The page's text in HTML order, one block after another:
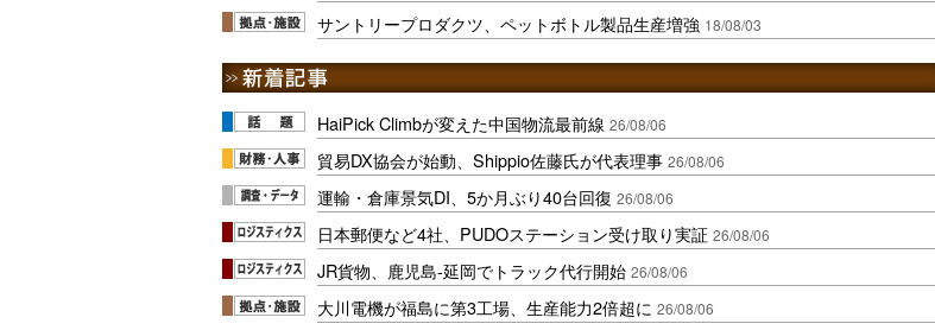
サントリープロダクツ、ペットボトル製品生産増強 18/08/03
HaiPick Climbが変えた中国物流最前線 26/08/06
貿易DX協会が始動、Shippio佐藤氏が代表理事 26/08/06
運輸・倉庫景気DI、5か月ぶり40台回復 26/08/06
日本郵便など4社、PUDOステーション受け取り実証 26/08/06
JR貨物、鹿児島-延岡でトラック代行開始 26/08/06
大川電機が福島に第3工場、生産能力2倍超に 26/08/06